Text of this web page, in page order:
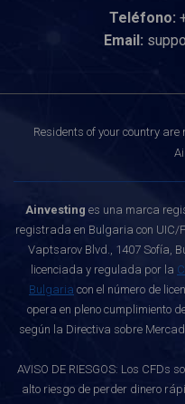
Teléfono:
Email:
Residents of your country
Ainvesting es una marca
registrada en Bulgaria con UIC/
Vaptsarov Blvd., 1407 Sofía,
licenciada y regulada por la
Bulgaria con el número de
opera en pleno cumplimiento
según la Directiva sobre
AVISO DE RIESGOS: Los CFDs
alto riesgo de perder dinero